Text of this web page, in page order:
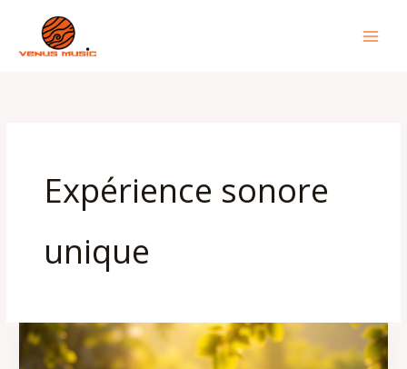
contenu
Expérience sonore
unique